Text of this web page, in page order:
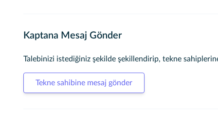
Kaptana Mesaj Gönder
Talebinizi istediğiniz şekilde şekillendirip, tekne
Tekne sahibine mesaj gönder